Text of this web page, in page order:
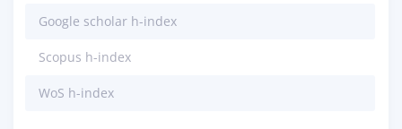
Google scholar h-index
Scopus h-index
WoS h-index